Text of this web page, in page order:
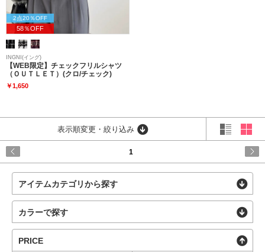
2点20％OFF
58％OFF
INGNI(イング)
【WEB限定】チェックフリルシャツ
（ＯＵＴＬＥＴ）(クロ/チェック)
￥1,650
表示順変更・絞り込み
1
アイテムカテゴリから探す
カラーで探す
PRICE